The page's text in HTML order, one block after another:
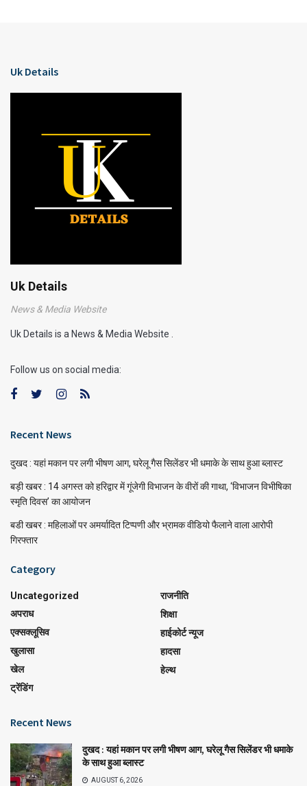
Uk Details
Uk Details
News & Media Website
Uk Details is a News & Media Website .
Follow us on social media:
Recent News
दुखद : यहां मकान पर लगी भीषण आग, घरेलू गैस सिलेंडर भी धमाके के साथ हुआ ब्लास्ट
बड़ी खबर : 14 अगस्त को हरिद्वार में गूंजेगी विभाजन के वीरों की गाथा, ‘विभाजन विभीषिका
स्मृति दिवस’ का आयोजन
बडी खबर : महिलाओं पर अमर्यादित टिप्पणी और भ्रामक वीडियो फैलाने वाला आरोपी
गिरफ्तार
Category
Uncategorized
अपराध
एक्सक्लूसिव
खुलासा
खेल
ट्रेंडिंग
राजनीति
शिक्षा
हाईकोर्ट न्यूज
हादसा
हेल्थ
Recent News
दुखद : यहां मकान पर लगी भीषण आग, घरेलू गैस सिलेंडर भी धमाके
के साथ हुआ ब्लास्ट
AUGUST 6, 2026